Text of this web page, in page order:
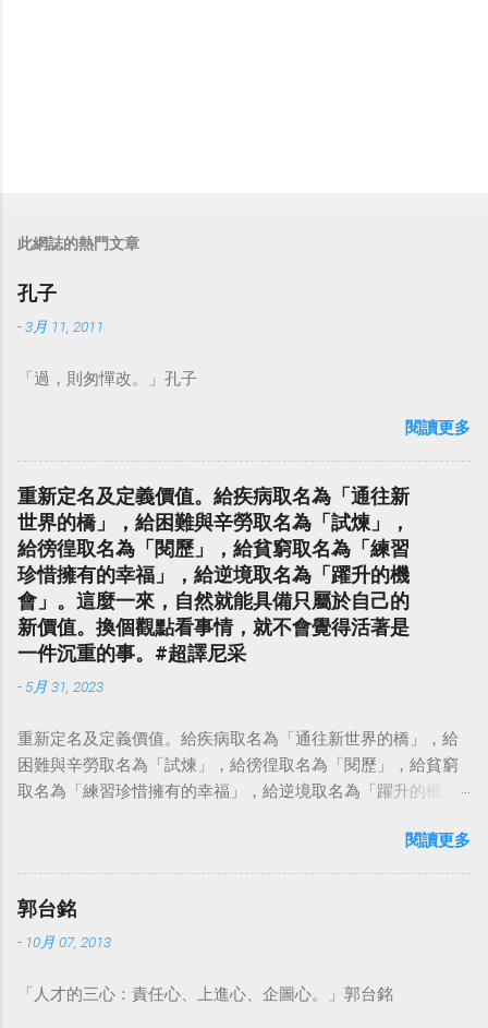
此網誌的熱門文章
孔子
-3月 11, 2011
「過，則匆憚改。」孔子
閱讀更多
重新定名及定義價值。給疾病取名為「通往新
世界的橋」，給困難與辛勞取名為「試煉」，
給徬徨取名為「閱歷」，給貧窮取名為「練習
珍惜擁有的幸福」，給逆境取名為「躍升的機
會」。這麼一來，自然就能具備只屬於自己的
新價值。換個觀點看事情，就不會覺得活著是
一件沉重的事。#超譯尼采
- 5月 31, 2023
重新定名及定義價值。給疾病取名為「通往新世界的橋」，給
困難與辛勞取名為「試煉」，給徬徨取名為「閱歷」，給貧窮
取名為「練習珍惜擁有的幸福」，給逆境取名為「躍升的機
點看事情，就不會覺得活著是一件沉重的事。#超譯尼采 — 中
華名言 - Chinese Quotes (@chinese_quotes) May 23, 2023
閱讀更多
郭台銘
- 10月 07, 2013
「人才的三心：責任心、上進心、企圖心。」郭台銘